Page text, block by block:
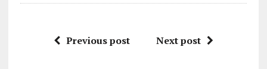
Previous post Next post